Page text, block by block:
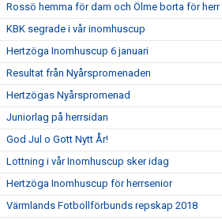
Rossö hemma för dam och Ölme borta för herr
KBK segrade i vår inomhuscup
Hertzöga Inomhuscup 6 januari
Resultat från Nyårspromenaden
Hertzögas Nyårspromenad
Juniorlag på herrsidan
God Jul o Gott Nytt År!
Lottning i vår Inomhuscup sker idag
Hertzöga Inomhuscup för herrsenior
Värmlands Fotbollförbunds repskap 2018